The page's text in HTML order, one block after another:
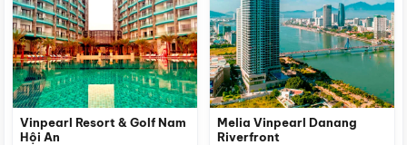
Vinpearl Resort & Golf Nam
Hội An
Melia Vinpearl Danang
Riverfront